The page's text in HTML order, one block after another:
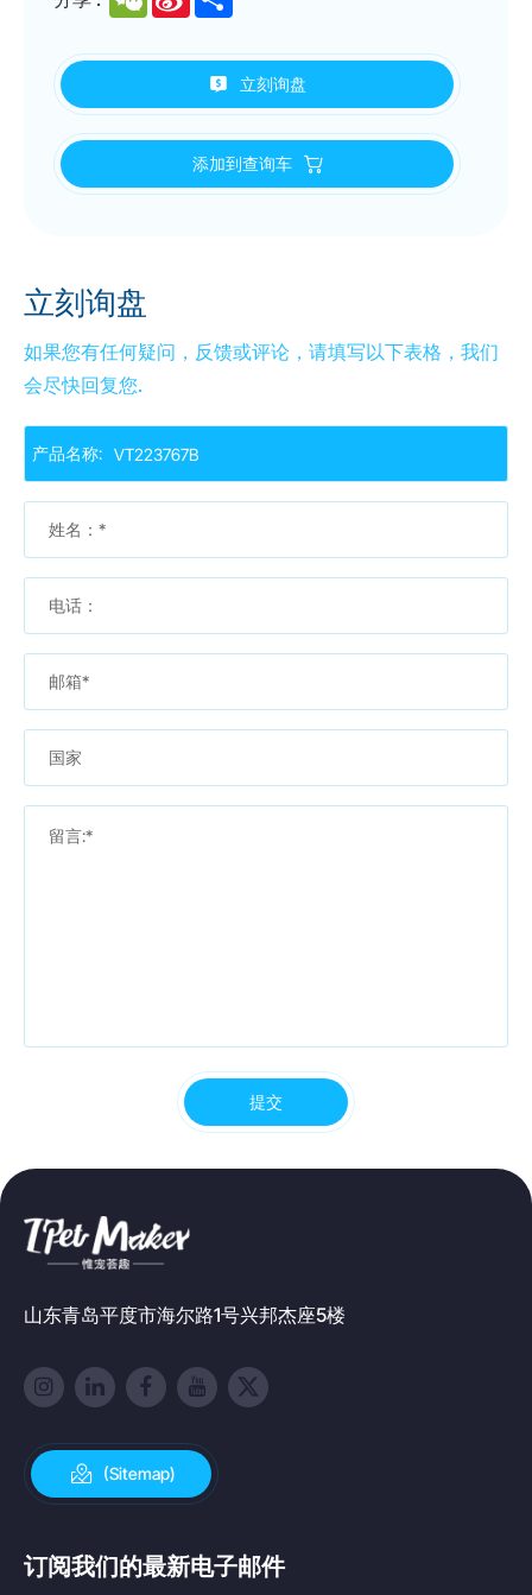
立刻询盘
添加到查询车
立刻询盘
如果您有任何疑问，反馈或评论，请填写以下表格，我们
会尽快回复您.
产品名称:
姓名：*
电话：
邮箱*
国家
留言:*
提交
山东青岛平度市海尔路1号兴邦杰座5楼
(Sitemap)
订阅我们的最新电子邮件